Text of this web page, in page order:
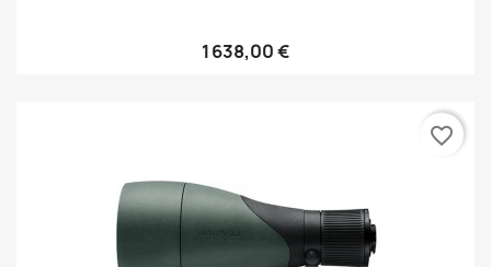
1 638,00 €
favorite_border